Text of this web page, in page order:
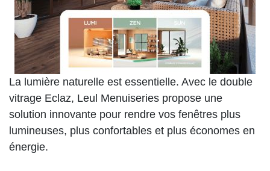
La lumière naturelle est essentielle. Avec le double
vitrage Eclaz, Leul Menuiseries propose une
solution innovante pour rendre vos fenêtres plus
lumineuses, plus confortables et plus économes en
énergie.